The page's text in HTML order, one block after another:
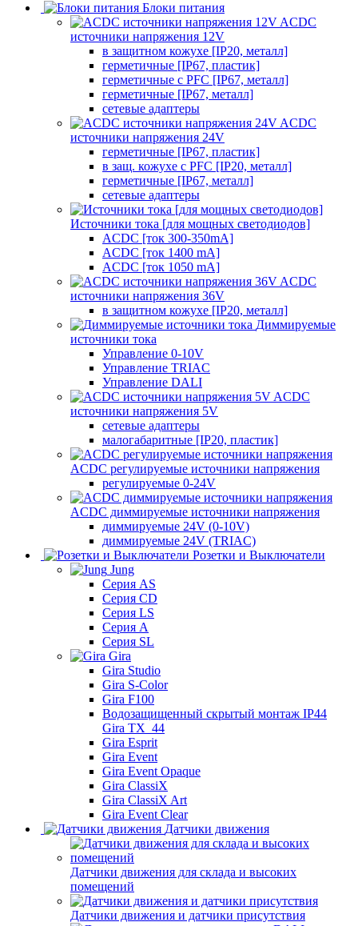
Блоки питания
ACDC
источники напряжения 12V
в защитном кожухе [IP20, металл]
герметичные [IP67, пластик]
герметичные с PFC [IP67, металл]
герметичные [IP67, металл]
сетевые адаптеры
ACDC
источники напряжения 24V
герметичные [IP67, пластик]
в защ. кожухе с PFC [IP20, металл]
герметичные [IP67, металл]
сетевые адаптеры
Источники тока [для мощных светодиодов]
ACDC [ток 300-350mA]
ACDC [ток 1400 mA]
ACDC [ток 1050 mA]
ACDC
источники напряжения 36V
в защитном кожухе [IP20, металл]
Диммируемые
источники тока
Управление 0-10V
Управление TRIAC
Управление DALI
ACDC
источники напряжения 5V
сетевые адаптеры
малогабаритные [IP20, пластик]
ACDC регулируемые источники напряжения
регулируемые 0-24V
ACDC диммируемые источники напряжения
диммируемые 24V (0-10V)
диммируемые 24V (TRIAC)
Розетки и Выключатели
Jung
Серия AS
Серия CD
Серия LS
Серия A
Серия SL
Gira
Gira Studio
Gira S-Color
Gira F100
Водозащищенный скрытый монтаж IP44
Gira TX_44
Gira Esprit
Gira Event
Gira Event Opaque
Gira ClassiX
Gira ClassiX Art
Gira Event Clear
Датчики движения
Датчики движения для склада и высоких
помещений
Датчики движения и датчики присутствия